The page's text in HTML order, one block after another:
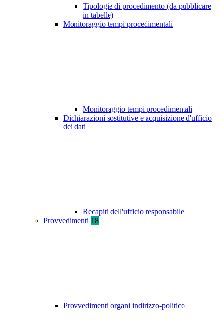
Tipologie di procedimento (da pubblicare
in tabelle)
Monitoraggio tempi procedimentali
Monitoraggio tempi procedimentali
Dichiarazioni sostitutive e acquisizione d'ufficio
dei dati
Recapiti dell'ufficio responsabile
Provvedimenti 18
Provvedimenti organi indirizzo-politico